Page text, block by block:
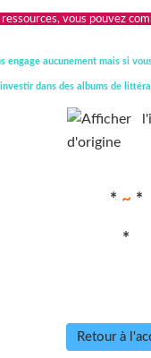
ressources, vous pouvez
engage aucunement mais si
dans des albums de
* ~ *
*
Retour à